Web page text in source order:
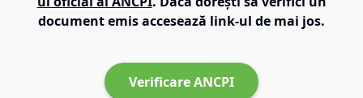
document emis accesează link-ul de mai jos.
Verificare ANCPI